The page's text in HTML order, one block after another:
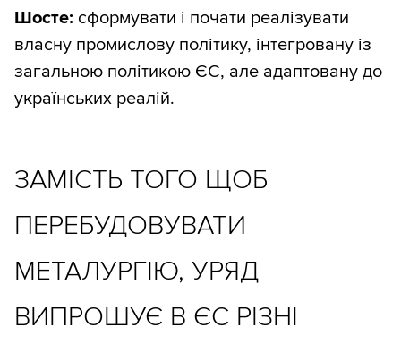
Шосте: сформувати і почати реалізувати
власну промислову політику, інтегровану із
загальною політикою ЄС, але адаптовану до
українських реалій.
ЗАМІСТЬ ТОГО ЩОБ
ПЕРЕБУДОВУВАТИ
МЕТАЛУРГІЮ, УРЯД
ВИПРОШУЄ В ЄС РІЗНІ